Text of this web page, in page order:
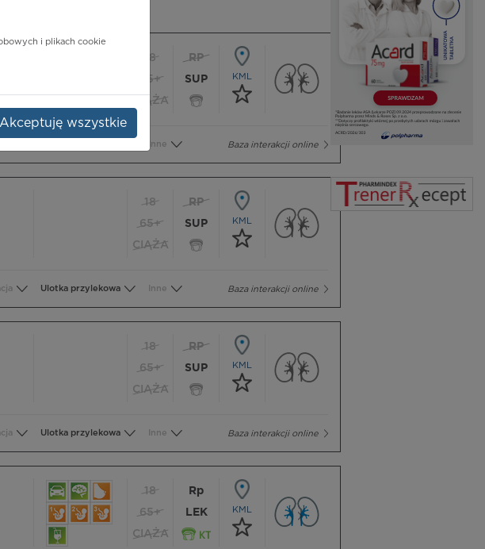
18
65+
CIĄŻA
RP
SUP
KML
Baza interakcji online
Inne
18
65+
CIĄŻA
RP
SUP
KML
Baza interakcji online
Ulotka przylekowa Inne
18
65+
CIĄŻA
RP
SUP
KML
Baza interakcji online
Ulotka przylekowa Inne
18
65+
CIĄŻA
Rp
LEK
KML
i plikach cookie
Akceptuję wszystkie